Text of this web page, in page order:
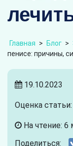
Главная > Блог >
пенисе: причины,
19.10.2023
Оценка статьи:
На чтение: 6
Поделиться: